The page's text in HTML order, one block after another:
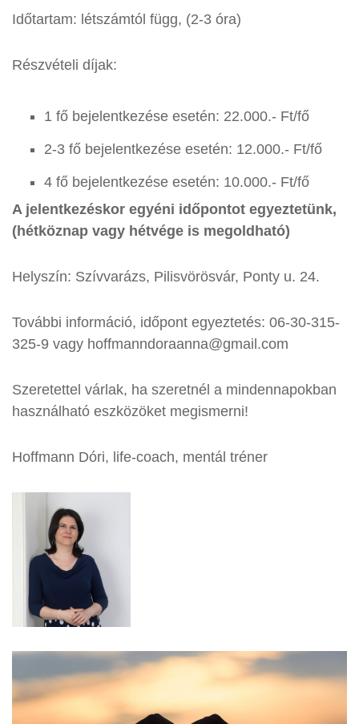
Időtartam: létszámtól függ, (2-3 óra)
Részvételi díjak:
1 fő bejelentkezése esetén: 22.000.- Ft/fő
2-3 fő bejelentkezése esetén: 12.000.- Ft/fő
4 fő bejelentkezése esetén: 10.000.- Ft/fő
A jelentkezéskor egyéni időpontot egyeztetünk,
(hétköznap vagy hétvége is megoldható)
Helyszín: Szívvarázs, Pilisvörösvár, Ponty u. 24.
További információ, időpont egyeztetés: 06-30-315-
325-9 vagy hoffmanndoraanna@gmail.com
Szeretettel várlak, ha szeretnél a mindennapokban
használható eszközöket megismerni!
Hoffmann Dóri, life-coach, mentál tréner